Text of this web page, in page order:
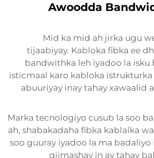
Awoodda
Mid ka mid ah jirka ugu
tijaabiyay. Kabloka fibka ee
bandwithka leh iyadoo la isku
isticmaal karo kabloka
abuuriyay inay tahay xawaalid
Marka tecnologiyo cusub la soo
ah, shabakadaha fibka kablalka
soo guuray iyadoo la ma
qiimashay in ay tahay